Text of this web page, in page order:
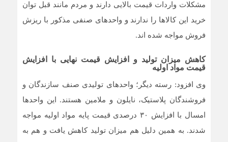
مشکلات واردات قیمت بالایی دارند و مردم مانند قبل توان
خرید این کالاها را ندارند و واحدهای صنفی مذکور با ریزش
فروش مواجه شده اند.
کاهش میزان تولید و افزایش قیمت نهایی با افزایش
قیمت مواد اولیه
وی افزود: رسته دیگر؛ واحدهای تولیدی صنف سازندگان و
فروشندگان پلاستیک، نایلون و ملامین هستند. این واحدها
امسال با افزایش ۳۰ درصدی قیمت پایه مواد اولیه مواجه
شدند. به همین دلیل هم میزان تولید کاهش یافت و هم به